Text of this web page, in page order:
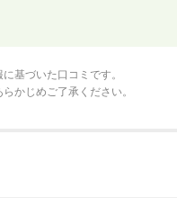
基づいた口コミです。
かじめご了承ください。